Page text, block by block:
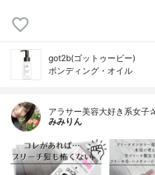
got2b(ゴットゥービー)
ボンディング・オイル
アラサー美容大好き系女子
みみりん